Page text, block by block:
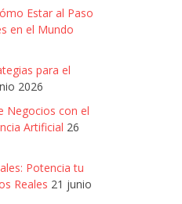
Estar al Paso
en el Mundo
para el
2026
Negocios con el
Artificial 26
Potencia tu
Reales 21 junio